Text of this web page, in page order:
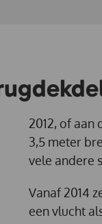
2012, of aan
3,5 meter
vele andere
Vanaf 2014
een vlucht